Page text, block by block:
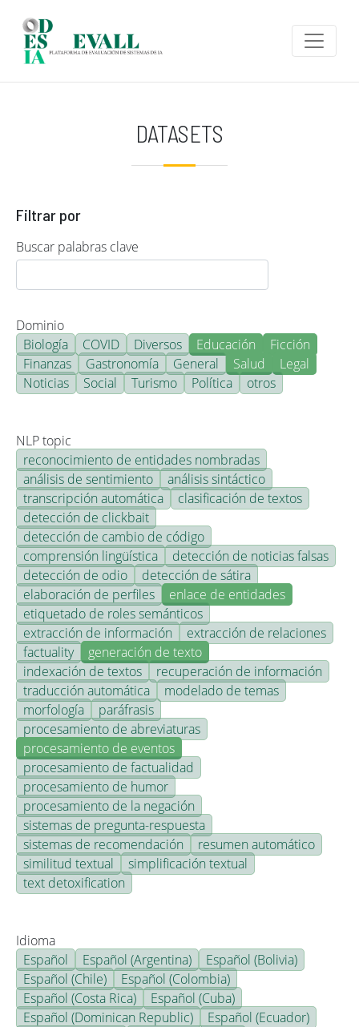
DATASETS
Filtrar por
Buscar palabras clave
Dominio
Biología
COVID Diversos Educación
Ficción
Finanzas
Gastronomía General Salud
Legal
Noticias
Social Turismo Política otros
NLP topic
reconocimiento de entidades nombradas
análisis de sentimiento
análisis sintáctico
transcripción automática
clasificación de textos
detección de clickbait
detección de cambio de código
comprensión lingüística
detección de noticias falsas
detección de odio
detección de sátira
elaboración de perfiles
enlace de entidades
etiquetado de roles semánticos
extracción de información
extracción de relaciones
factuality
generación de texto
indexación de textos
recuperación de información
traducción automática
modelado de temas
morfología
paráfrasis
procesamiento de abreviaturas
procesamiento de eventos
procesamiento de factualidad
procesamiento de humor
procesamiento de la negación
sistemas de pregunta-respuesta
sistemas de recomendación
resumen automático
similitud textual
simplificación textual
text detoxification
Idioma
Español
Español (Argentina)
Español (Bolivia)
Español (Chile)
Español (Colombia)
Español (Costa Rica)
Español (Cuba)
Español (Dominican Republic)
Español (Ecuador)